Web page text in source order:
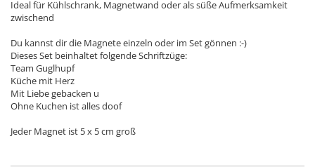
Ideal für Kühlschrank, Magnetwand oder als süße Aufmerksamkeit
zwischend
Du kannst dir die Magnete einzeln oder im Set gönnen :-)
Dieses Set beinhaltet folgende Schriftzüge:
Team Guglhupf
Küche mit Herz
Mit Liebe gebacken u
Ohne Kuchen ist alles doof
Jeder Magnet ist 5 x 5 cm groß